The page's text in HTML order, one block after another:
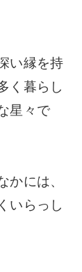
い縁を持
く暮らし
星々で
かには、
いらっし